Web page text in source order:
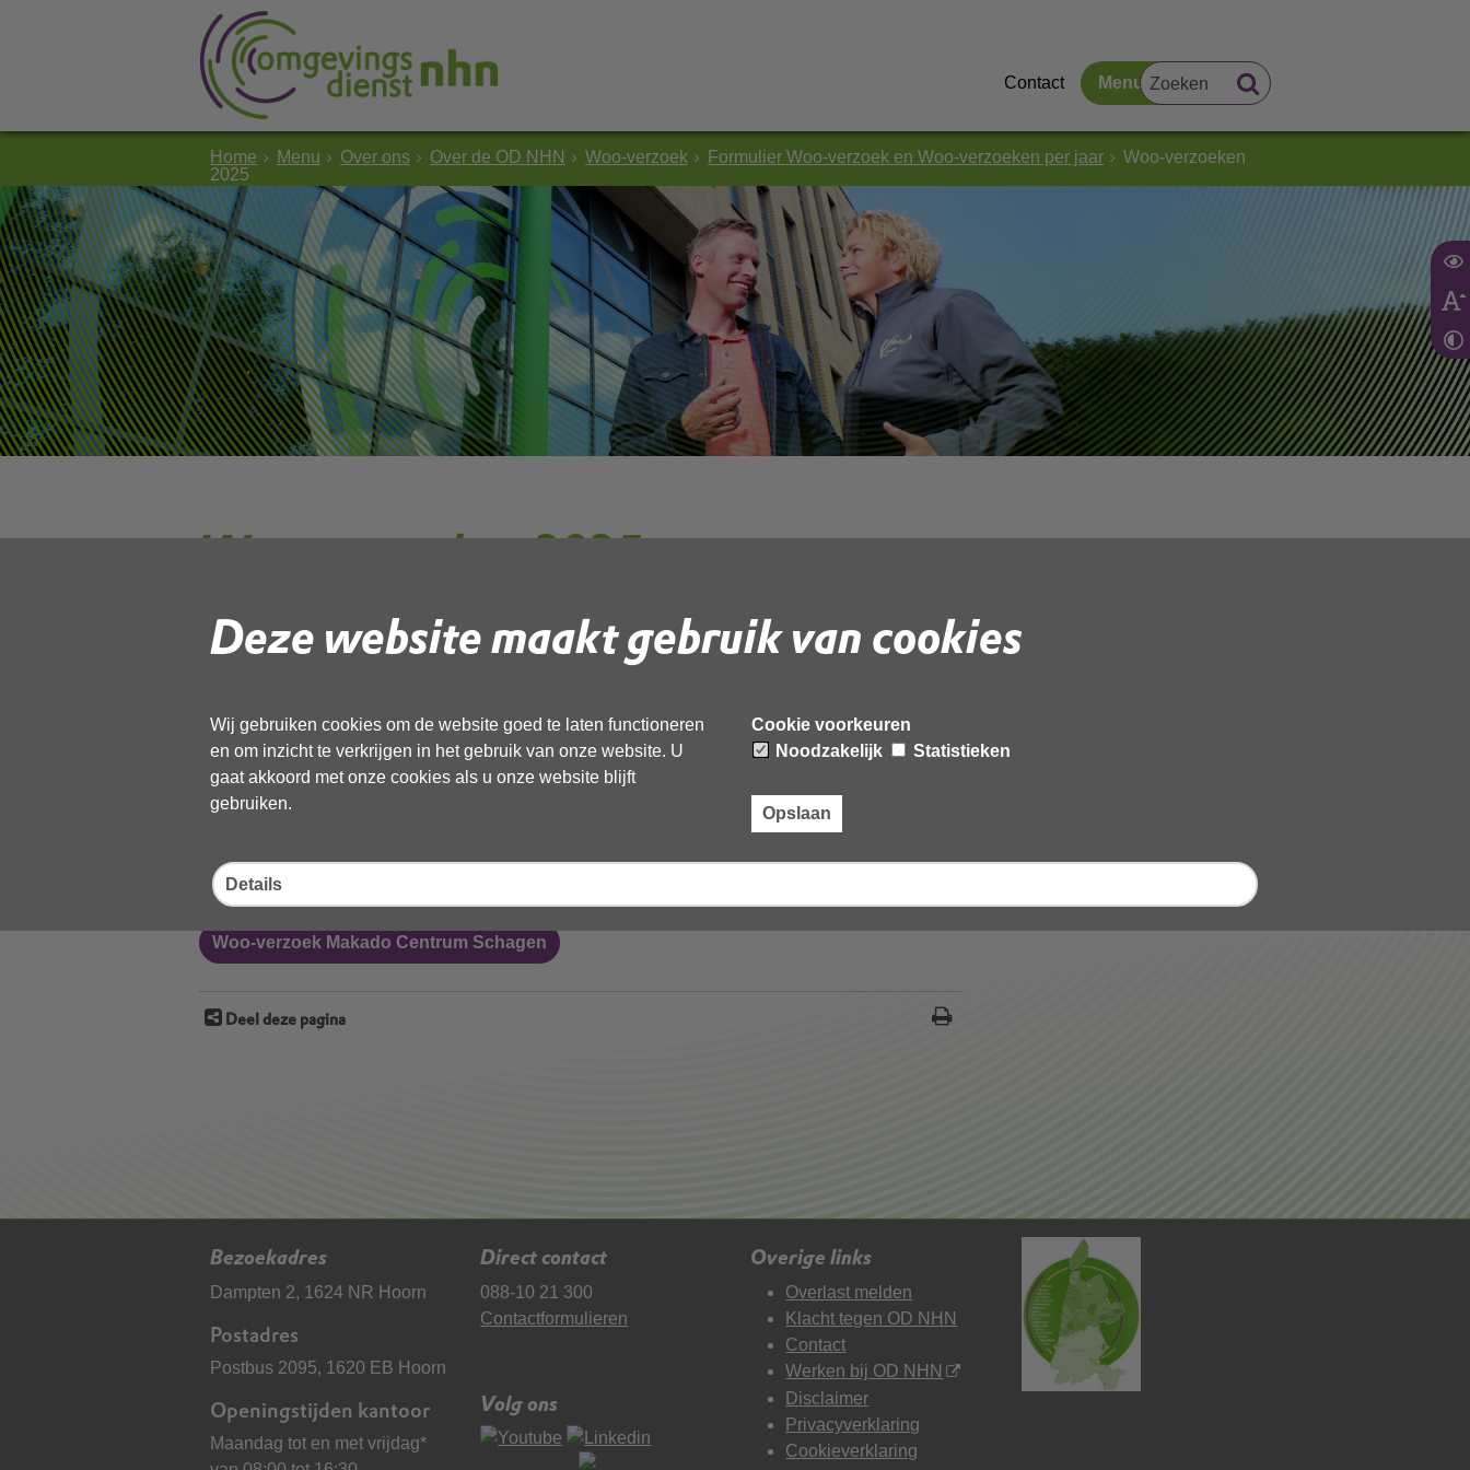
Deze website maakt gebruik van cookies
Wij gebruiken cookies om de website goed te laten functioneren
en om inzicht te verkrijgen in het gebruik van onze website. U
gaat akkoord met onze cookies als u onze website blijft
gebruiken.
Cookie voorkeuren
Noodzakelijk
Statistieken
Opslaan
Details
Contact Menu
Home Menu Over ons Over de OD NHN Woo-verzoek Formulier Woo-verzoek en Woo-verzoeken per jaar
Woo-verzoeken
2025
Woo-verzoeken 2025
Woo-verzoek Project Groots Wonen Heiloo
Woo-verzoek diesel propaantank Schagen
Woo-verzoek Asterstraat en Goudsbloemstraat
Woo-verzoek Makado Centrum Schagen
Deel deze pagina
Bezoekadres
Dampten 2, 1624 NR Hoorn
Postadres
Postbus 2095, 1620 EB Hoorn
Openingstijden kantoor
Maandag tot en met vrijdag*
Direct contact
088-10 21 300
Contactformulieren
Volg ons
Overige links
Overlast melden
Klacht tegen OD NHN
Contact
Werken bij OD NHN
Disclaimer
Privacyverklaring
Cookieverklaring